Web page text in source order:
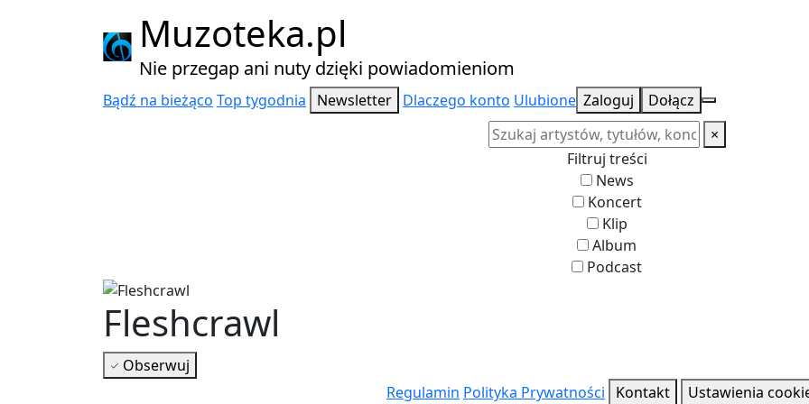
Muzoteka.pl
Nie przegap ani nuty dzięki powiadomieniom
Bądź na bieżąco Top tygodnia Newsletter Dlaczego konto Ulubione Zaloguj
Dołącz
×
Filtruj treści
News
Koncert
Klip
Album
Podcast
Fleshcrawl
Obserwuj
Najnowsze wiadomości i koncerty
Regulamin Polityka Prywatności Kontakt Ustawienia